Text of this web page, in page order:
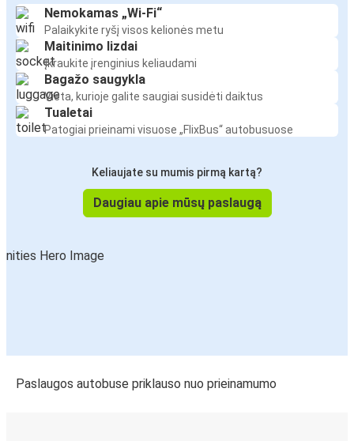
Nemokamas „Wi-Fi“
Palaikykite ryšį visos kelionės metu
Maitinimo lizdai
Įkraukite įrenginius keliaudami
Bagažo saugykla
Vieta, kurioje galite saugiai susidėti daiktus
Tualetai
Patogiai prieinami visuose „FlixBus“ autobusuose
Keliaujate su mumis pirmą kartą?
Daugiau apie mūsų paslaugą
Paslaugos autobuse priklauso nuo prieinamumo